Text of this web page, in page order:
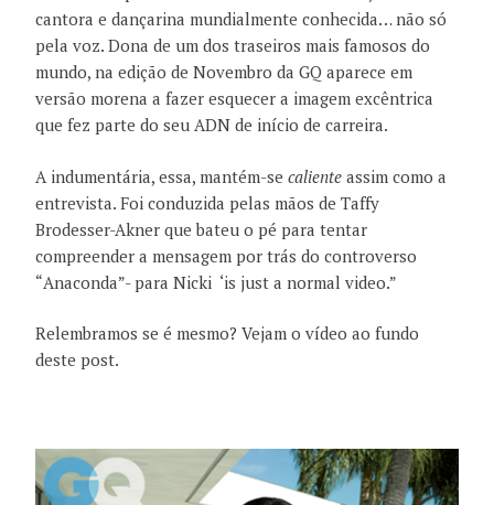
cantora e dançarina mundialmente conhecida… não só
pela voz. Dona de um dos traseiros mais famosos do
mundo, na edição de Novembro da GQ aparece em
versão morena a fazer esquecer a imagem excêntrica
que fez parte do seu ADN de início de carreira.
A indumentária, essa, mantém-se caliente assim como a
entrevista. Foi conduzida pelas mãos de Taffy
Brodesser-Akner que bateu o pé para tentar
compreender a mensagem por trás do controverso
“Anaconda”- para Nicki ‘is just a normal video.”
Relembramos se é mesmo? Vejam o vídeo ao fundo
deste post.